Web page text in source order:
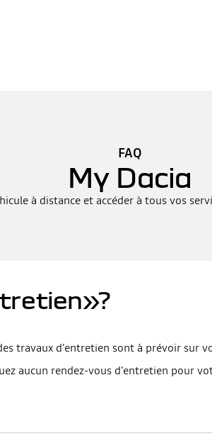
FAQ
My Dacia
à distance et accéder à tous vos
travaux d’entretien sont à prévoir sur
aucun rendez-vous d'entretien pour